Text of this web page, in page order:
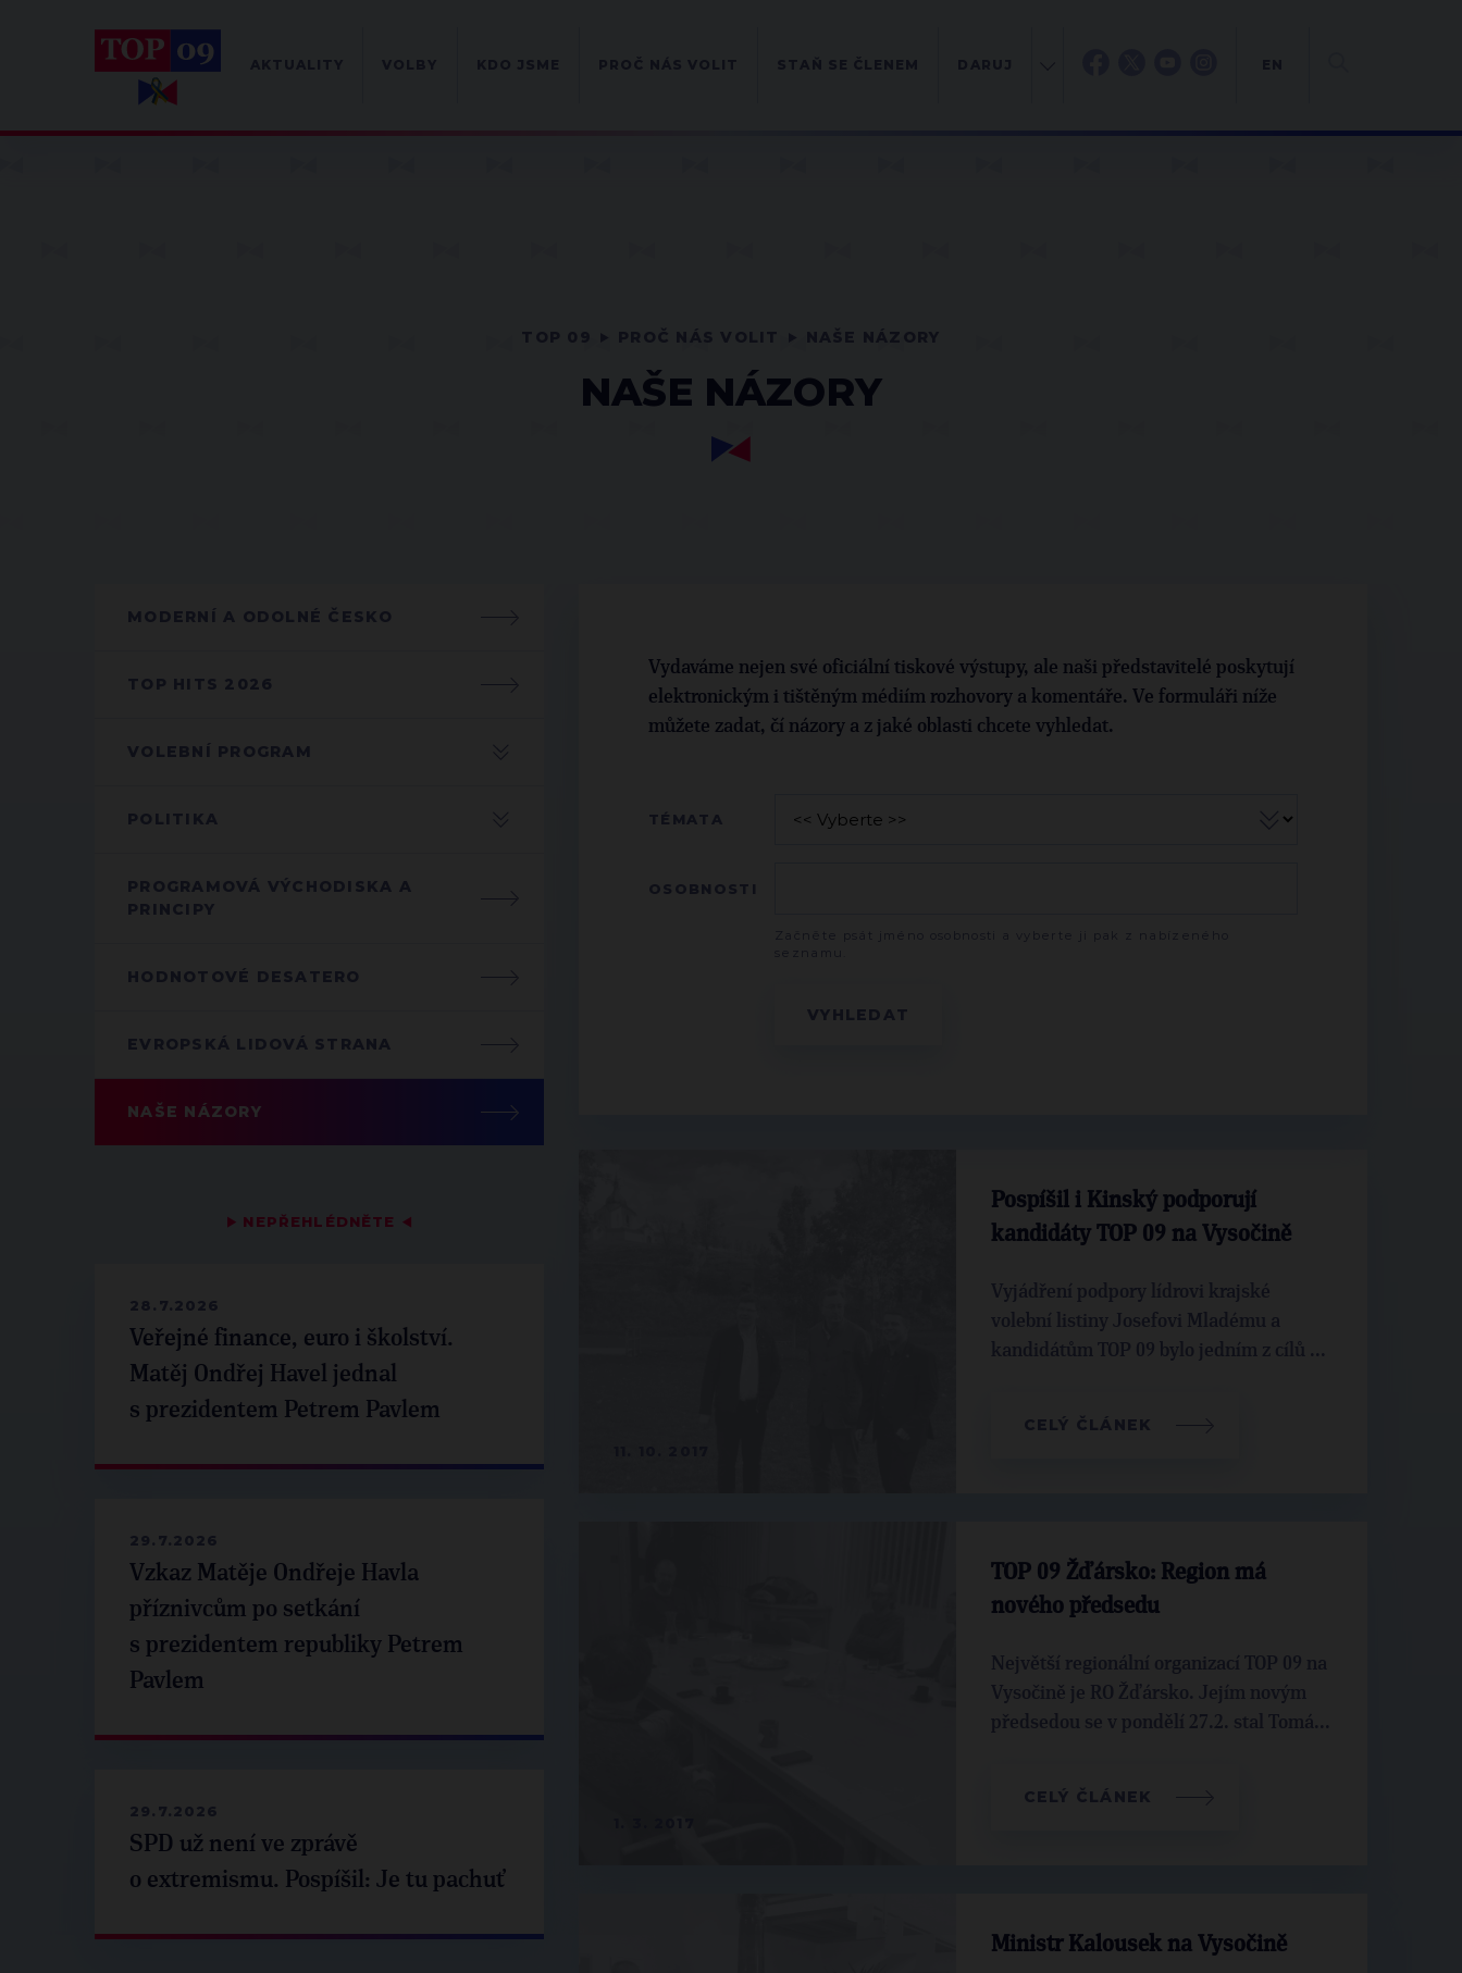
NAŠE NÁZORY
MODERNÍ A ODOLNÉ ČESKO
TOP HITS 2026
VOLEBNÍ PROGRAM
POLITIKA
PROGRAMOVÁ VÝCHODISKA A
PRINCIPY
HODNOTOVÉ DESATERO
EVROPSKÁ LIDOVÁ STRANA
NAŠE NÁZORY
▶ NEPŘEHLÉDNĚTE ◀
28.7.2026
Veřejné finance, euro i školství.
Matěj Ondřej Havel jednal
s prezidentem Petrem Pavlem
29.7.2026
Vzkaz Matěje Ondřeje Havla
příznivcům po setkání
s prezidentem republiky Petrem
Pavlem
29.7.2026
SPD už není ve zprávě
o extremismu. Pospíšil: Je tu pachuť
Vydaváme nejen své oficiální tiskové výstupy, ale naši představitelé poskytují
elektronickým i tištěným médiím rozhovory a komentáře. Ve formuláři níže
můžete zadat, čí názory a z jaké oblasti chcete vyhledat.
TÉMATA
OSOBNOSTI
Pospíšil i Kinský podporují
kandidáty TOP 09 na Vysočině
Vyjádření podpory lídrovi krajské
volební listiny Josefovi Mladému a
kandidátům TOP 09 bylo jedním z cílů ...
CELÝ ČLÁNEK
TOP 09 Žďársko: Region má
nového předsedu
Největší regionální organizací TOP 09 na
Vysočině je RO Žďársko. Jejím novým
předsedou se v pondělí 27.2. stal Tomá...
CELÝ ČLÁNEK
Ministr Kalousek na Vysočině